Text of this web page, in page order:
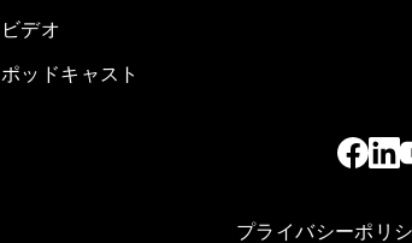
ビデオ
ポッドキャスト
プライバシーポリ